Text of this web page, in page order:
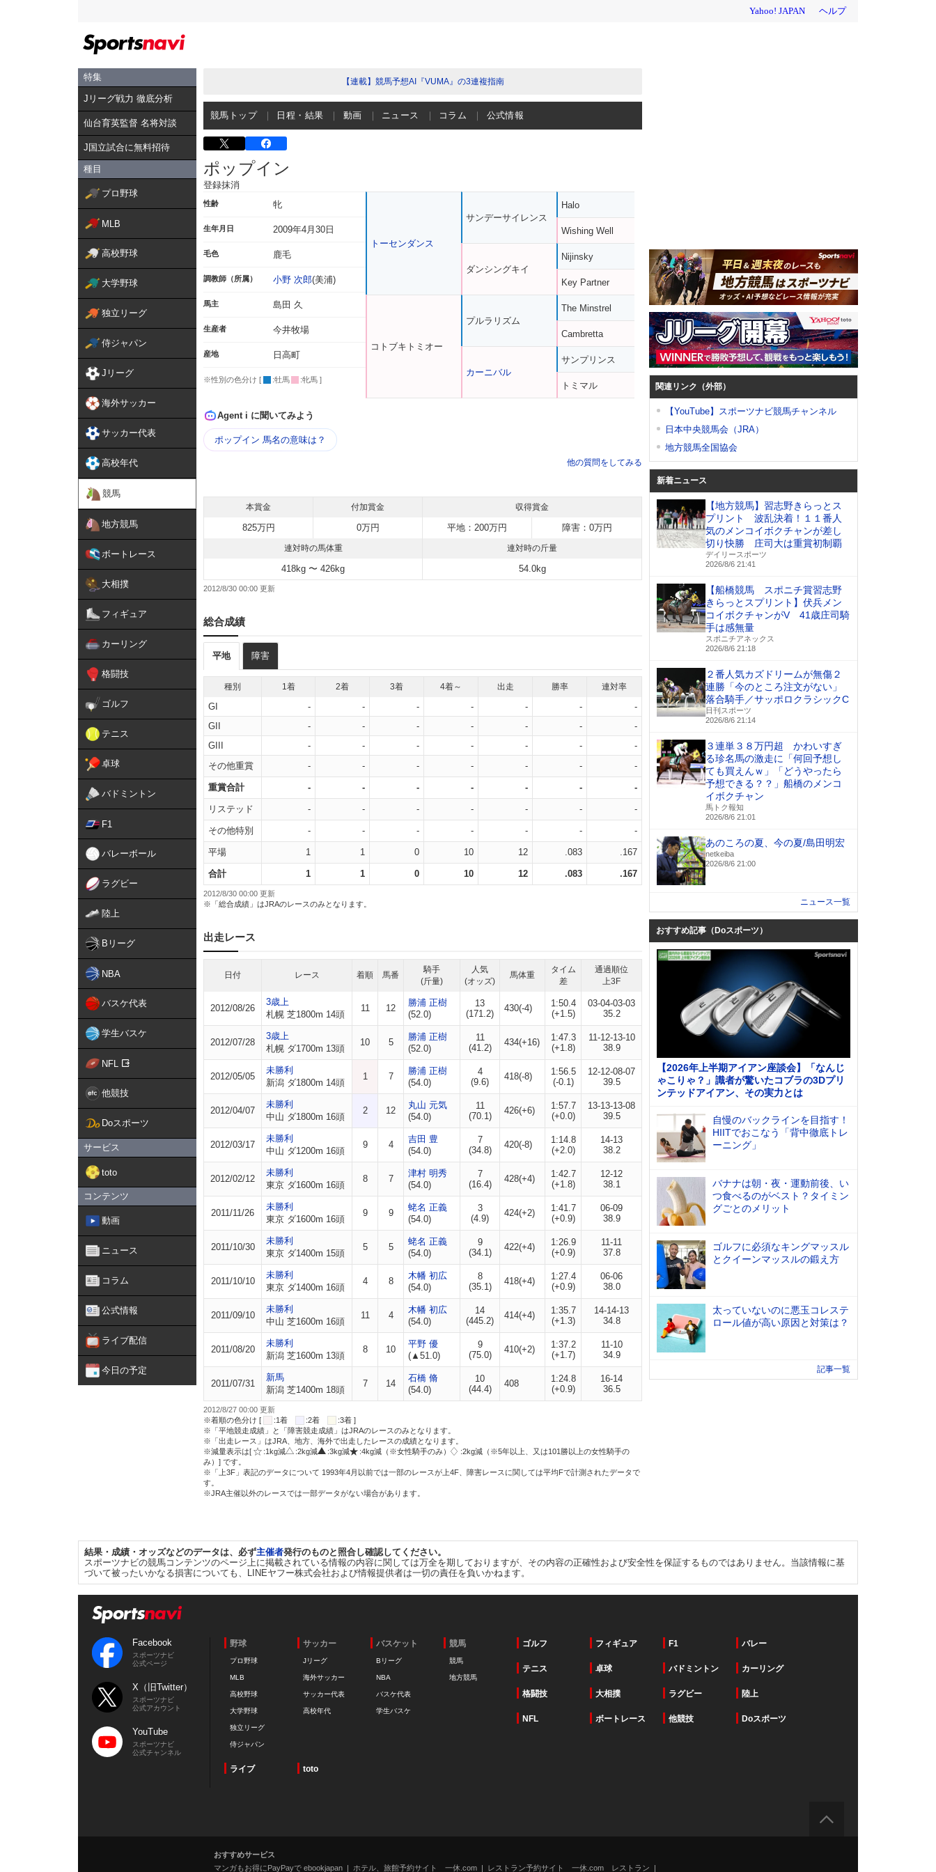
特集
Jリーグ戦力 徹底分析
仙台育英監督 名将対談
J国立試合に無料招待
種目
プロ野球
MLB
高校野球
大学野球
独立リーグ
侍ジャパン
Jリーグ
海外サッカー
サッカー代表
高校年代
競馬
地方競馬
ボートレース
大相撲
フィギュア
カーリング
格闘技
ゴルフ
テニス
卓球
バドミントン
F1
バレーボール
ラグビー
陸上
Bリーグ
NBA
バスケ代表
学生バスケ
NFL
他競技
Doスポーツ
サービス
toto
コンテンツ
動画
ニュース
コラム
公式情報
ライブ配信
今日の予定
【連載】競馬予想AI『VUMA』の3連複指南
競馬トップ 日程・結果 動画 ニュース コラム 公式情報
ポップイン
登録抹消
性齢 牝
生年月日 2009年4月30日
毛色 鹿毛
調教師（所属） 小野 次郎(美浦)
馬主 島田 久
生産者 今井牧場
産地 日高町
※性別の色分け [ :牡馬 :牝馬 ]
トーセンダンス
コトブキトミオー
サンデーサイレンス
ダンシングキイ
プルラリズム
カーニバル
Halo
Wishing Well
Nijinsky
Key Partner
The Minstrel
Cambretta
サンプリンス
トミマル
Agent i に聞いてみよう
ポップイン 馬名の意味は？
他の質問をしてみる
本賞金 付加賞金 収得賞金
825万円 0万円 平地：200万円 障害：0万円
連対時の馬体重 連対時の斤量
418kg 〜 426kg 54.0kg
2012/8/30 00:00
総合成績
平地 障害
種別 1着 2着 3着 4着～ 出走 勝率 連対率
GI - - - - - -
-
GII
- - - - - -
-
GIII
- - - - - -
-
その他重賞
- - - - - - -
重賞合計 - - - - - - -
リステッド - - - - - - -
その他特別 - - - - - - -
平場 1 1 0 10 12 .083 .167
合計 1 1 0 10 12 .083 .167
2012/8/30 00:00 更新
※「総合成績」はJRAのレースのみとなります。
出走レース
日付 レース 着順 馬番
騎手
(斤量)
人気
(オッズ)
馬体重
タイム
差
通過順位
上3F
2012/08/26
3歳上
札幌 芝1800m 14頭
11 12
勝浦 正樹
(52.0)
13
(171.2)
430(-4)
1:50.4
(+1.5)
03-04-03-03
35.2
2012/07/28
3歳上
札幌 ダ1700m 13頭
10 5
勝浦 正樹
(52.0)
11
(41.2)
434(+16)
1:47.3
(+1.8)
11-12-13-10
38.9
2012/05/05
未勝利
新潟 ダ1800m 14頭
1 7
勝浦 正樹
(54.0)
4
(9.6)
418(-8)
1:56.5
(-0.1)
12-12-08-07
39.5
2012/04/07
未勝利
中山 ダ1800m 16頭
2 12
丸山 元気
(54.0)
11
(70.1)
426(+6)
1:57.7
(+0.0)
13-13-13-08
39.5
2012/03/17
未勝利
中山 ダ1200m 16頭
9 4
吉田 豊
(54.0)
7
(34.8)
420(-8)
1:14.8
(+2.0)
14-13
38.2
2012/02/12
未勝利
東京 ダ1600m 16頭
8 7
津村 明秀
(54.0)
7
(16.4)
428(+4)
1:42.7
(+1.8)
12-12
38.1
2011/11/26
未勝利
東京 ダ1600m 16頭
9 9
蛯名 正義
(54.0)
3
(4.9)
424(+2)
1:41.7
(+0.9)
06-09
38.9
2011/10/30
未勝利
東京 ダ1400m 15頭
5 5
蛯名 正義
(54.0)
9
(34.1)
422(+4)
1:26.9
(+0.9)
11-11
37.8
2011/10/10
未勝利
東京 ダ1400m 16頭
4 8
木幡 初広
(54.0)
8
(35.1)
418(+4)
1:27.4
(+0.9)
06-06
38.0
2011/09/10
未勝利
中山 芝1600m 16頭
11 4
木幡 初広
(54.0)
14
(445.2)
414(+4)
1:35.7
(+1.3)
14-14-13
34.8
2011/08/20
未勝利
新潟 芝1600m 13頭
8 10
平野 優
(▲51.0)
9
(75.0)
410(+2)
1:37.2
(+1.7)
11-10
34.9
2011/07/31
新馬
新潟 芝1400m 18頭
7 14
石橋 脩
(54.0)
10
(44.4)
408
1:24.8
(+0.9)
16-14
36.5
2012/8/27 00:00 更新
※着順の色分け [
:1着 :2着
:3着 ]
※「平地競走成績」と「障害競走成績」はJRAのレースのみとなります。
※「出走レース」はJRA、地方、海外で出走したレースの成績となります。
※減量表示は[
:1kg減 :2kg減 :3kg減 :4kg減（※女性騎手のみ）
:2kg減（※5年以上、又は101勝以上の女性騎手の
み）] です。
※「上3F」表記のデータについて 1993年4月以前では一部のレースが上4F、障害レースに関しては平均Fで計測されたデータで
す。
※JRA主催以外のレースでは一部データがない場合があります。
関連リンク（外部）
【YouTube】スポーツナビ競馬チャンネル
日本中央競馬会（JRA）
地方競馬全国協会
新着ニュース
【地方競馬】習志野きらっとス
プリント 波乱決着！１１番人
気のメンコイボクチャンが差し
切り快勝 庄司大は重賞初制覇
デイリースポーツ
2026/8/6 21:41
【船橋競馬 スポニチ賞習志野
きらっとスプリント】伏兵メン
コイボクチャンがV 41歳庄司騎
手は感無量
スポニチアネックス
2026/8/6 21:18
２番人気カズドリームが無傷２
連勝「今のところ注文がない」
落合騎手／サッポロクラシックC
日刊スポーツ
2026/8/6 21:14
３連単３８万円超 かわいすぎ
る珍名馬の激走に「何回予想し
ても買えんｗ」「どうやったら
予想できる？？」船橋のメンコ
イボクチャン
馬トク報知
2026/8/6 21:01
あのころの夏、今の夏/島田明宏
netkeiba
2026/8/6 21:00
ニュース一覧
おすすめ記事（Doスポーツ）
【2026年上半期アイアン座談会】「なんじ
ゃこりゃ？」識者が驚いたコブラの3Dプリ
ンテッドアイアン、その実力とは
自慢のバックラインを目指す！
HIITでおこなう「背中徹底トレ
ーニング」
バナナは朝・夜・運動前後、い
つ食べるのがベスト？タイミン
グごとのメリット
ゴルフに必須なキングマッスル
とクイーンマッスルの鍛え方
太っていないのに悪玉コレステ
ロール値が高い原因と対策は？
記事一覧
結果・成績・オッズなどのデータは、必ず主催者発行のものと照合し確認してください。
スポーツナビの競馬コンテンツのページ上に掲載されている情報の内容に関しては万全を期しておりますが、その内容の正確性および安全性を保証するものではありません。当該情報に基
づいて被ったいかなる損害についても、LINEヤフー株式会社および情報提供者は一切の責任を負いかねます。
Facebook
スポーツナビ
公式ページ
X（旧Twitter）
スポーツナビ
公式アカウント
YouTube
スポーツナビ
公式チャンネル
野球
プロ野球
MLB
高校野球
大学野球
独立リーグ
侍ジャパン
サッカー
Jリーグ
海外サッカー
サッカー代表
高校年代
バスケット
Bリーグ
NBA
バスケ代表
学生バスケ
競馬
競馬
地方競馬
ゴルフ フィギュア F1 バレー
テニス 卓球 バドミントン カーリング
格闘技 大相撲 ラグビー 陸上
NFL ボートレース 他競技 Doスポーツ
ライブ toto
おすすめサービス
マンガもお得にPayPayで ebookjapan
ホテル、旅館予約サイト 一休.com レストラン予約サイト 一休.com レストラン